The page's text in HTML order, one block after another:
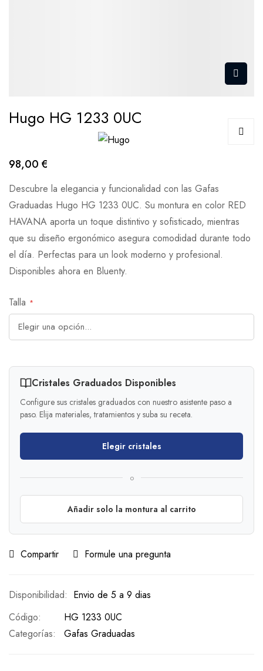
Hugo HG 1233 0UC
98,00 €
Descubre la elegancia y funcionalidad con las Gafas
Graduadas Hugo HG 1233 0UC. Su montura en color RED
HAVANA aporta un toque distintivo y sofisticado, mientras
que su diseño ergonómico asegura comodidad durante todo
el día. Perfectas para un look moderno y profesional.
Disponibles ahora en Bluenty.
Talla
Cristales Graduados Disponibles
Configure sus cristales graduados con nuestro asistente paso a
paso. Elija materiales, tratamientos y suba su receta.
Elegir cristales
o
Añadir solo la montura al carrito
Compartir Formule una pregunta
Envio de 5 a 9 dias
Código
HG 1233 0UC
Categorías:
Gafas Graduadas